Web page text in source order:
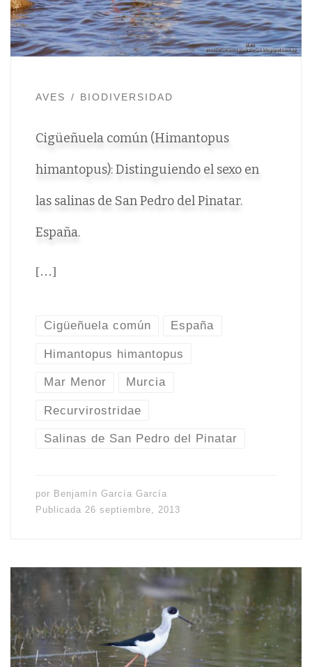
AVES BIODIVERSIDAD
Cigüeñuela común (Himantopus
himantopus): Distinguiendo el sexo en
las salinas de San Pedro del Pinatar.
España.
[…]
Cigüeñuela común España
Himantopus himantopus
Mar Menor Murcia
Recurvirostridae
Salinas de San Pedro del Pinatar
por Benjamín García García
Publicada 26 septiembre, 2013